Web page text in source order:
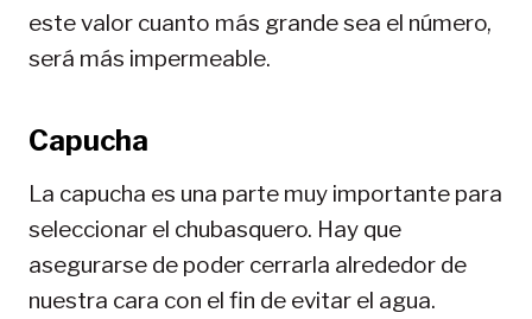
este valor cuanto más grande sea el número,
será más impermeable.
Capucha
La capucha es una parte muy importante para
seleccionar el chubasquero. Hay que
asegurarse de poder cerrarla alrededor de
nuestra cara con el fin de evitar el agua.